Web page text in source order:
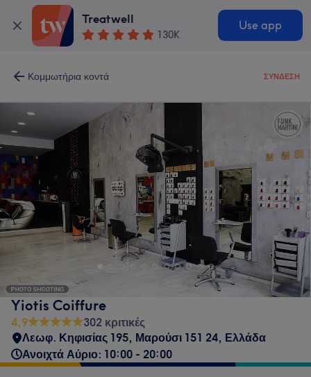
Treatwell
130K
Use app
Κομμωτήρια κοντά ΣΎΝΔΕΣΗ
Yiotis Coiffure
4,9
302 κριτικές
Λεωφ. Κηφισίας 195, Μαρούσι 151 24, Ελλάδα
Ανοιχτά Αύριο: 10:00 - 20:00